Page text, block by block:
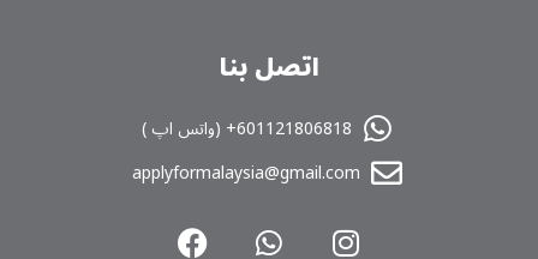
اتصل بنا
601121806818+ (واتس اپ )
applyformalaysia@gmail.com